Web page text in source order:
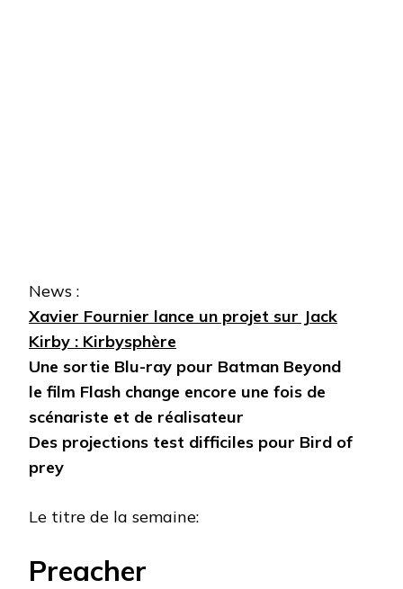
News :
Xavier Fournier lance un projet sur Jack
Kirby : Kirbysphère
Une sortie Blu-ray pour Batman Beyond
le film Flash change encore une fois de
scénariste et de réalisateur
Des projections test difficiles pour Bird of
prey
Le titre de la semaine:
Preacher